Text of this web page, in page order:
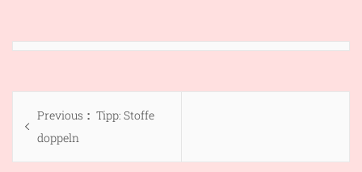
Beitragsnavigation
Previous
Previous
Tipp: Stoffe
doppeln